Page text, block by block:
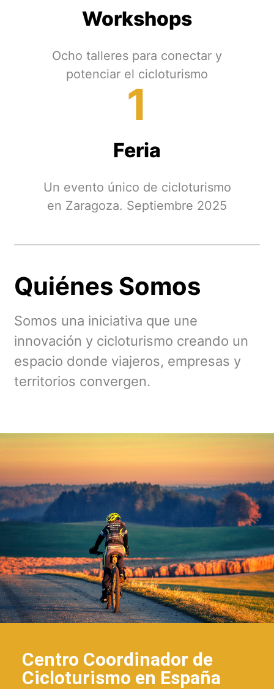
Workshops
Ocho talleres para conectar y
potenciar el cicloturismo
Feria
1
Un evento único de cicloturismo
en Zaragoza. Septiembre 2025
Quiénes Somos
Somos una iniciativa que une
innovación y cicloturismo creando un
espacio donde viajeros, empresas y
territorios convergen.
Centro Coordinador de
Cicloturismo en España